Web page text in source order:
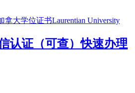
认证（可查）快速办理